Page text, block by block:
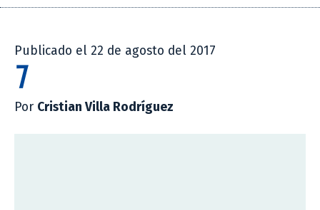
Publicado el 22 de agosto del 2017
7
Por Cristian Villa Rodríguez